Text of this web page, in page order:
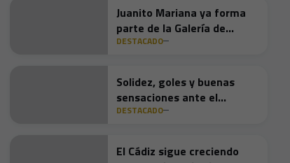
Juanito Mariana ya forma
parte de la Galería de
Ilustres del Cádiz CF
DESTACADO
Solidez, goles y buenas
sensaciones ante el
Granada
DESTACADO
El Cádiz sigue creciendo